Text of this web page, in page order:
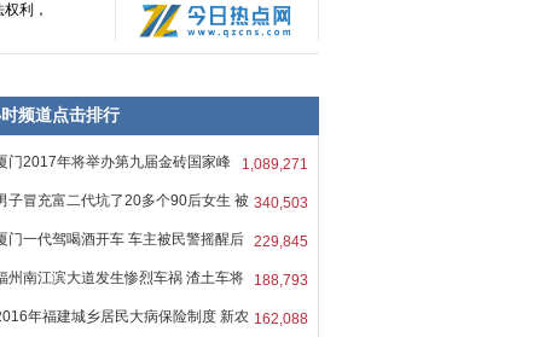
利，
频道点击排行
1,089,271
门2017年将举办第九届金砖国家峰
340,503
子冒充富二代坑了20多个90后女生 被
229,845
门一代驾喝酒开车 车主被民警摇醒后
188,793
州南江滨大道发生惨烈车祸 渣土车将
162,088
年福建城乡居民大病保险制度 新农